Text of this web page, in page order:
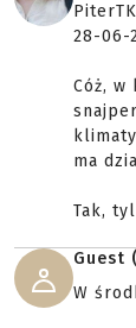
28-06-
Cóż, w
ma
Tak,
Guest
W